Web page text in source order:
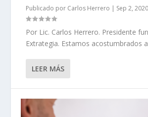
Publicado por Carlos Herrero | Sep 2, 2020
Por Lic. Carlos Herrero. Presidente
Extrategia. Estamos acostumbrados
LEER MÁS